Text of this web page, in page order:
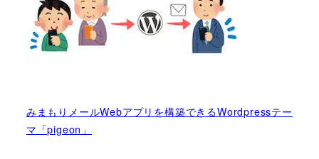
みまもりメールWebアプリを構築できるWordpressテー
マ「pigeon」